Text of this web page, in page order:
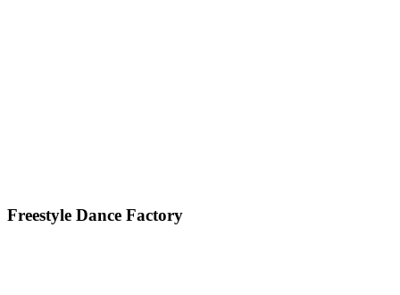
Freestyle Dance Factory